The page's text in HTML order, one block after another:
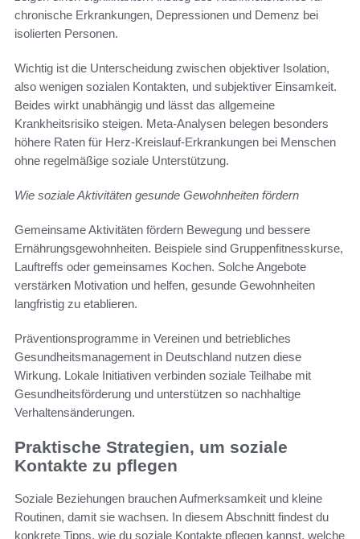
chronische Erkrankungen, Depressionen und Demenz bei
isolierten Personen.
Wichtig ist die Unterscheidung zwischen objektiver Isolation,
also wenigen sozialen Kontakten, und subjektiver Einsamkeit.
Beides wirkt unabhängig und lässt das allgemeine
Krankheitsrisiko steigen. Meta-Analysen belegen besonders
höhere Raten für Herz-Kreislauf-Erkrankungen bei Menschen
ohne regelmäßige soziale Unterstützung.
Wie soziale Aktivitäten gesunde Gewohnheiten fördern
Gemeinsame Aktivitäten fördern Bewegung und bessere
Ernährungsgewohnheiten. Beispiele sind Gruppenfitnesskurse,
Lauftreffs oder gemeinsames Kochen. Solche Angebote
verstärken Motivation und helfen, gesunde Gewohnheiten
langfristig zu etablieren.
Präventionsprogramme in Vereinen und betriebliches
Gesundheitsmanagement in Deutschland nutzen diese
Wirkung. Lokale Initiativen verbinden soziale Teilhabe mit
Gesundheitsförderung und unterstützen so nachhaltige
Verhaltensänderungen.
Praktische Strategien, um soziale
Kontakte zu pflegen
Soziale Beziehungen brauchen Aufmerksamkeit und kleine
Routinen, damit sie wachsen. In diesem Abschnitt findest du
konkrete Tipps, wie du soziale Kontakte pflegen kannst, welche